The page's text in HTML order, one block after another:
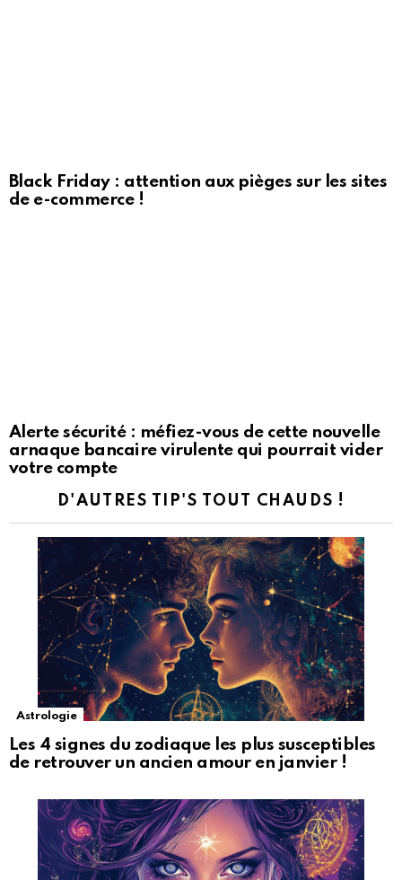
Black Friday : attention aux pièges sur les sites
de e-commerce !
Alerte sécurité : méfiez-vous de cette nouvelle
arnaque bancaire virulente qui pourrait vider
votre compte
D'AUTRES TIP'S TOUT CHAUDS !
Astrologie
Les 4 signes du zodiaque les plus susceptibles
de retrouver un ancien amour en janvier !